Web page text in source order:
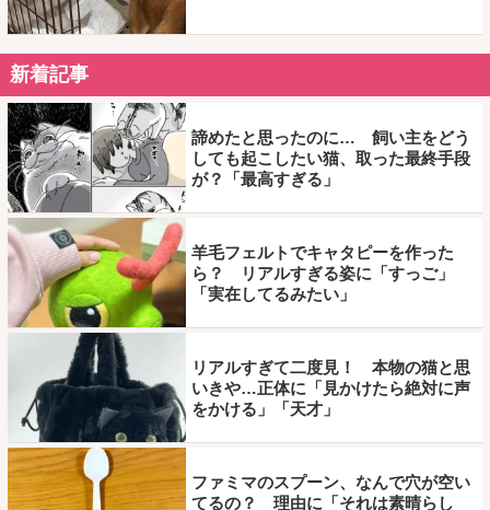
新着記事
諦めたと思ったのに… 飼い主をどう
しても起こしたい猫、取った最終手段
が？「最高すぎる」
羊毛フェルトでキャタピーを作った
ら？ リアルすぎる姿に「すっご」
「実在してるみたい」
リアルすぎて二度見！ 本物の猫と思
いきや…正体に「見かけたら絶対に声
をかける」「天才」
ファミマのスプーン、なんで穴が空い
てるの？ 理由に「それは素晴らし